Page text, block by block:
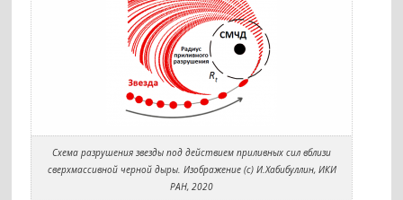
Схема разрушения звезды под действием приливных сил вблизи
сверхмассивной черной дыры. Изображение (с) И.Хабибуллин, ИКИ
РАН, 2020